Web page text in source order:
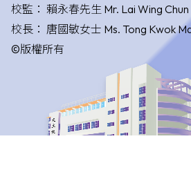
校監： 賴永春先生 Mr. Lai Wing Chun
校長： 唐國敏女士 Ms. Tong Kwok
©版權所有